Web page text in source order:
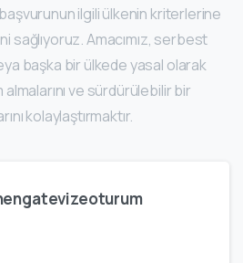
ilgili ülkenin kriterlerine
sağlıyoruz. Amacımız, serbest
başka bir ülkede yasal olarak
ve sürdürülebilir bir
kolaylaştırmaktır.